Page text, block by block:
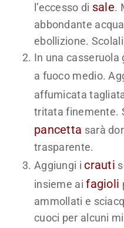
l’eccesso di sale.
abbondante
ebollizione.
In una casseruola
a fuoco medio.
affumicata
tritata finemente.
pancetta sarà
trasparente.
Aggiungi i crauti
insieme aifagioli
ammollati e
cuoci per alcuni